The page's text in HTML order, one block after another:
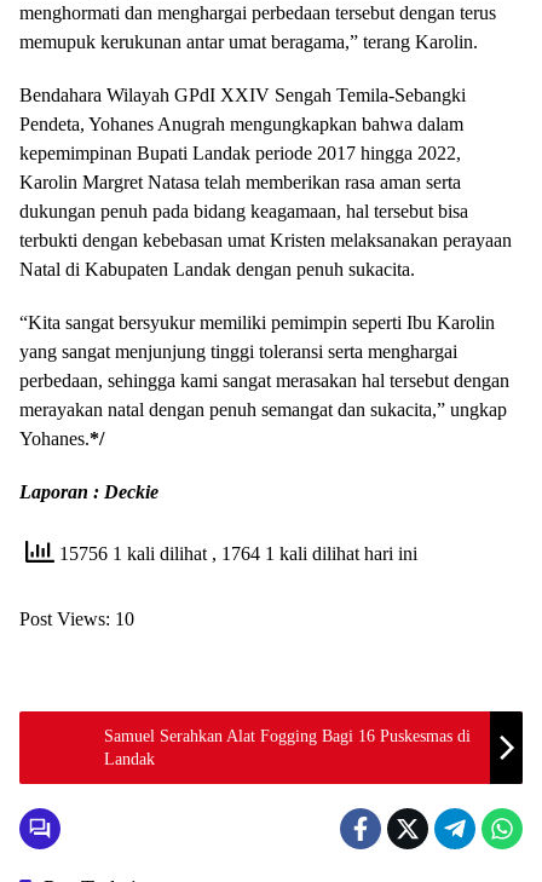
menghormati dan menghargai perbedaan tersebut dengan terus
memupuk kerukunan antar umat beragama,” terang Karolin.
Bendahara Wilayah GPdI XXIV Sengah Temila-Sebangki
Pendeta, Yohanes Anugrah mengungkapkan bahwa dalam
kepemimpinan Bupati Landak periode 2017 hingga 2022,
Karolin Margret Natasa telah memberikan rasa aman serta
dukungan penuh pada bidang keagamaan, hal tersebut bisa
terbukti dengan kebebasan umat Kristen melaksanakan perayaan
Natal di Kabupaten Landak dengan penuh sukacita.
“Kita sangat bersyukur memiliki pemimpin seperti Ibu Karolin
yang sangat menjunjung tinggi toleransi serta menghargai
perbedaan, sehingga kami sangat merasakan hal tersebut dengan
merayakan natal dengan penuh semangat dan sukacita,” ungkap
Yohanes.*/
Laporan : Deckie
15756 1 kali dilihat , 1764 1 kali dilihat hari ini
Post Views: 10
Samuel Serahkan Alat Fogging Bagi 16 Puskesmas di
Landak